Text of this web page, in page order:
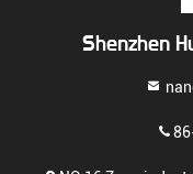
Shenzhen